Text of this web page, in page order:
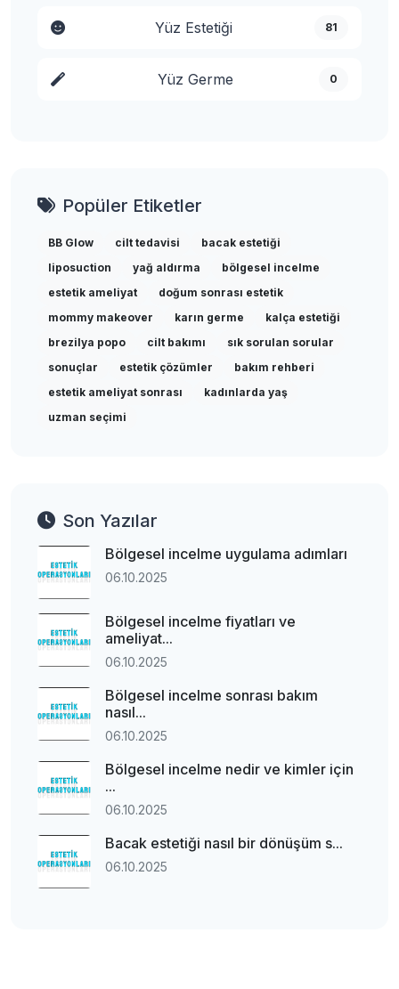
Yüz Estetiği 81
Yüz Germe 0
Popüler Etiketler
BB Glow cilt tedavisi
bacak estetiği
liposuction
yağ aldırma
bölgesel incelme
estetik ameliyat
doğum sonrası estetik
mommy makeover
karın germe
kalça estetiği
brezilya popo
cilt bakımı
sık sorulan sorular
sonuçlar
estetik çözümler
bakım rehberi
estetik ameliyat sonrası
kadınlarda yaş
uzman seçimi
Son Yazılar
Bölgesel incelme uygulama adımları
06.10.2025
Bölgesel incelme fiyatları ve
ameliyat...
06.10.2025
Bölgesel incelme sonrası bakım
nasıl...
06.10.2025
Bölgesel incelme nedir ve kimler için
...
06.10.2025
Bacak estetiği nasıl bir dönüşüm s...
06.10.2025